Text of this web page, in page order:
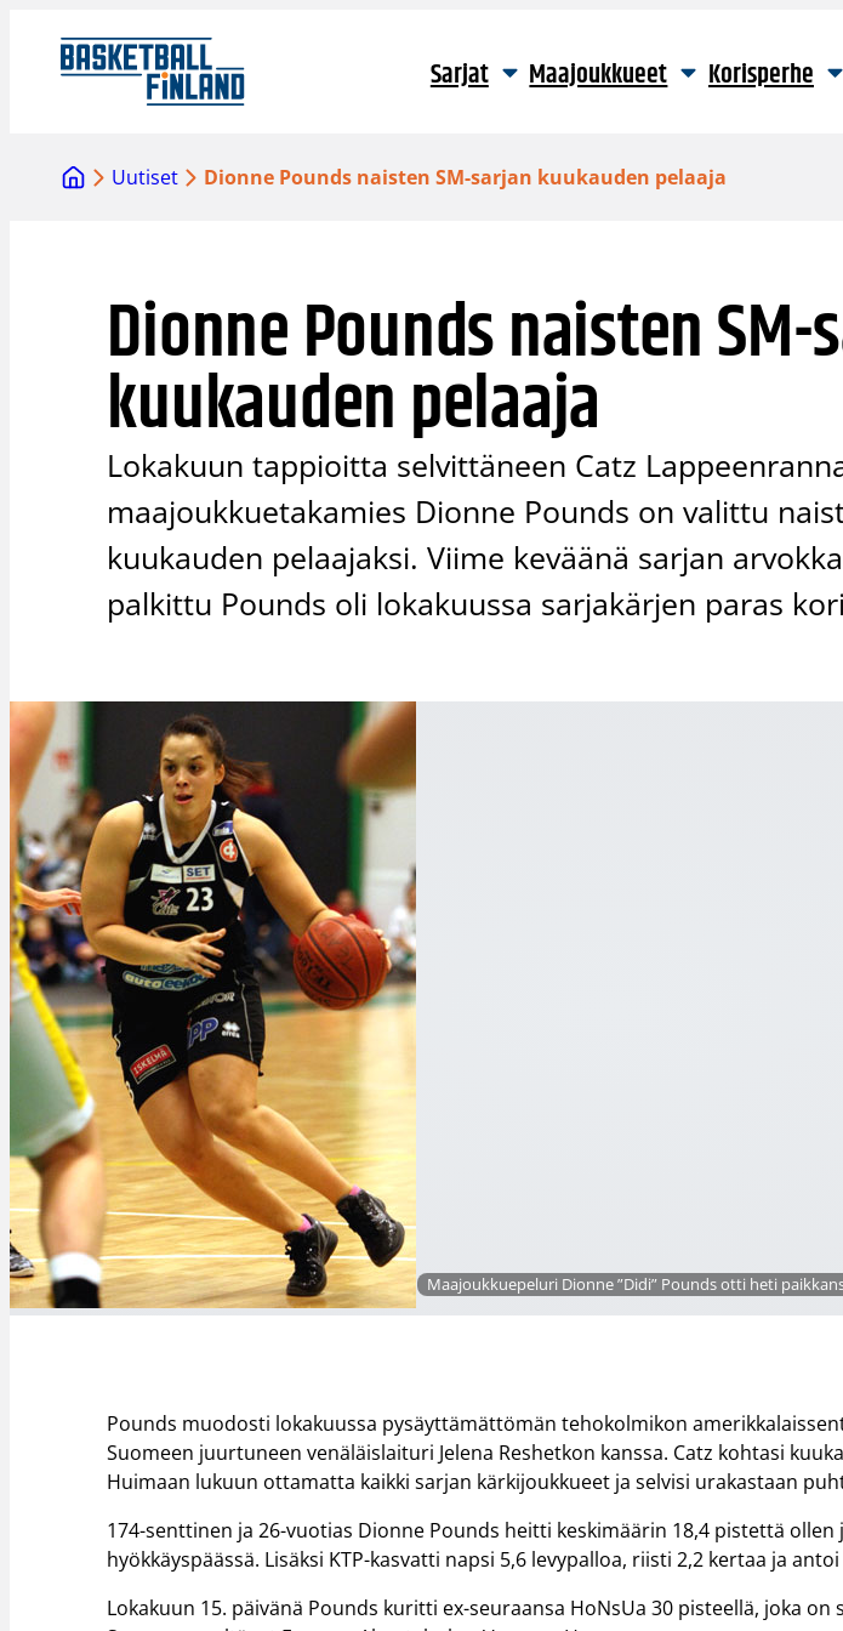
sisältöön
Sarjat Maajoukkueet Korisperhe
Uutiset Dionne Pounds naisten SM-sarjan kuukauden pelaaja
Dionne Pounds naisten SM-
kuukauden pelaaja
Lokakuun tappioitta selvittäneen Catz
maajoukkuetakamies Dionne Pounds on valittu
kuukauden pelaajaksi. Viime keväänä sarjan
palkittu Pounds oli lokakuussa sarjakärjen paras
Maajoukkuepeluri Dionne ”Didi” Pounds otti heti
Pounds muodosti lokakuussa pysäyttämättömän tehokolmikon
Suomeen juurtuneen venäläislaituri Jelena Reshetkon kanssa. Catz kohtasi
Huimaan lukuun ottamatta kaikki sarjan kärkijoukkueet ja selvisi urakastaan
174-senttinen ja 26-vuotias Dionne Pounds heitti keskimäärin 18,4 pistettä ollen
hyökkäyspäässä. Lisäksi KTP-kasvatti napsi 5,6 levypalloa, riisti 2,2 kertaa ja
Lokakuun 15. päivänä Pounds kuritti ex-seuraansa HoNsUa 30 pisteellä, joka